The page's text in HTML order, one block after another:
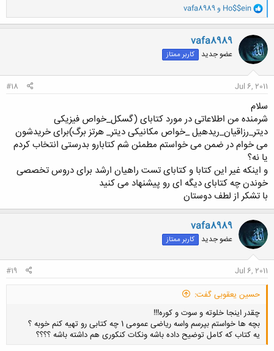
و
ا
ک
ن
ه
ا
Ho$$ein وvafa8989
vafa8989
عضو جدید کاربر ممتاز
Jul 6, 2011
#18
سلام
شرمنده من اطلاعاتی در مورد کتابای (گسکل_خواص فیزیکی
دیتر_رزاقیان_ریدهیل _خواص مکانیکی دیتر_ هرتز برگ)برای خریدشون
می خوام در ضمن می خواستم مطمئن شم کتابارو بدرستی انتخاب کردم
یا نه؟
و اینکه غیر این کتابا و کتابای تست راهیان ارشد برای دروس تخصصی
خوندن چه کتابای دیگه ای رو پیشنهاد می کنید
با تشکر از لطف دوستان
vafa8989
عضو جدید کاربر ممتاز
Jul 6, 2011
#19
حسین یعقوبی گفت:
چقدر اینجا خلوته و سوت و کوره!!!
بچه ها خواستم بپرسم واسه ریاضی عمومی 1 چه کتابی رو تهیه کنم خوبه ؟
یه کتاب که کامل توضیح داده باشه ونکات کنکوری هم داشته باشه ؟؟؟؟